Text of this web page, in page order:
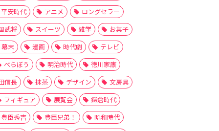
平安時代
アニメ
ロングセラー
武将
スイーツ 雑学
お菓子
幕末
漫画 時代劇
テレビ
べらぼう
明治時代
徳川家康
信長
抹茶 デザイン
文房具
フィギュア
展覧会
鎌倉時代
豊臣秀吉
豊臣兄弟！
昭和時代